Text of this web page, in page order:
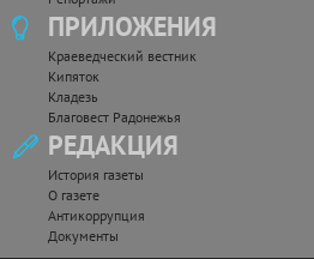
ПРИЛОЖЕНИЯ
Краеведческий вестник
Кипяток
Кладезь
Благовест Радонежья
РЕДАКЦИЯ
История газеты
О газете
Антикоррупция
Документы